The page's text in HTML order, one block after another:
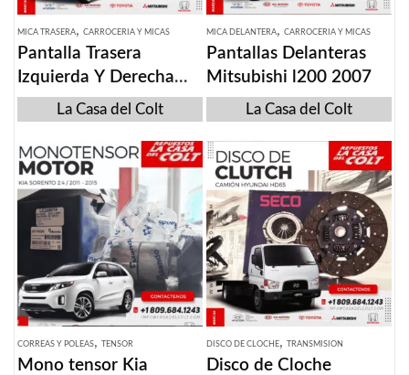
MICA TRASERA, CARROCERIA Y MICAS
Pantalla Trasera
Izquierda Y Derecha
Kia K5 2011-2013
La Casa del Colt
MICA DELANTERA, CARROCERIA Y MICAS
Pantallas Delanteras
Mitsubishi l200 2007
La Casa del Colt
CORREAS Y POLEAS, TENSOR
Mono tensor Kia
DISCO DE CLOCHE, TRANSMISION
Disco de Cloche